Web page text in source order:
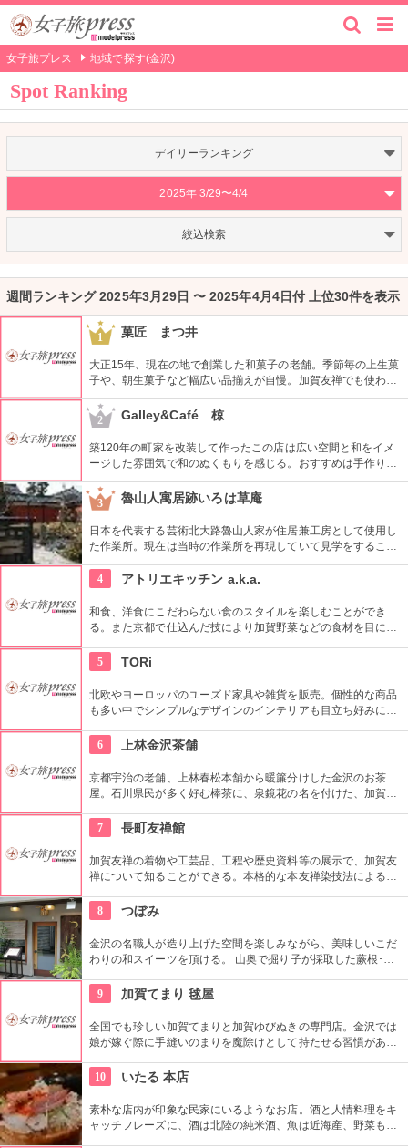
女子旅プレス 地域で探す(金沢)
Spot Ranking
デイリーランキング
2025年 3/29〜4/4
絞込検索
週間ランキング 2025年3月29日 〜 2025年4月4日付 上位30件を表示
1 菓匠 まつ井
大正15年、現在の地で創業した和菓子の老舗。季節毎の上生菓
子や、朝生菓子など幅広い品揃えが自慢。加賀友禅でも使われ
るぼかしの技法を取り入れた「友禅ころも」や、花の意匠を木
型で型押しした「はながら」など、金沢の伝統工芸をモチーフ
にした銘菓が人気。
2 Galley&Café 椋
築120年の町家を改装して作ったこの店は広い空間と和をイメ
ージした雰囲気で和のぬくもりを感じる。おすすめは手作りの
ケーキセット。カフェを利用すると建物内部を無料で見学でき
る。
3 魯山人寓居跡いろは草庵
日本を代表する芸術北大路魯山人家が住居兼工房として使用し
た作業所。現在は当時の作業所を再現していて見学をすること
ができます。いろは草庵のみ限定販売のグッズなども購入でき
ます。
4 アトリエキッチン a.k.a.
和食、洋食にこだわらない食のスタイルを楽しむことができ
る。また京都で仕込んだ技により加賀野菜などの食材を目に鮮
京都を是非味わって。
5 TORi
北欧やヨーロッパのユーズド家具や雑貨を販売。個性的な商品
も多い中でシンプルなデザインのインテリアも目立ち好みに合
good！
6 上林金沢茶舗
京都宇治の老舗、上林春松本舗から暖簾分けした金沢のお茶
屋。石川県民が多く好む棒茶に、泉鏡花の名を付けた、加賀棒
7
長町友禅館
加賀友禅の着物や工芸品、工程や歴史資料等の展示で、加賀友
禅について知ることができる。本格的な本友禅染技法による手
ルもできるのでいかが？
8 つぼみ
金沢の名職人が造り上げた空間を楽しみながら、美味しいこだ
わりの和スイーツを頂ける。 山奥で掘り子が採取した蕨根･葛
な国産本蕨・本葛を是非召し上がれ。
9 加賀てまり 毬屋
全国でも珍しい加賀てまりと加賀ゆびぬきの専門店。金沢では
娘が嫁ぐ際に手縫いのまりを魔除けとして持たせる習慣があ
していて、自分でてまりやゆびぬきを作ることもできる。
10 いたる 本店
素朴な店内が印象な民家にいるようなお店。酒と人情料理をキ
ャッチフレーズに、酒は北陸の純米酒、魚は近海産、野菜も加